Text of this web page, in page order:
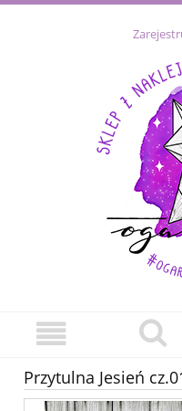
Przytulna Jesień